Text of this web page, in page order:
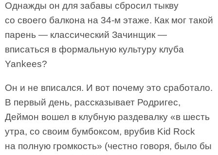
Однажды он для забавы сбросил тыкву
со своего балкона на 34-м этаже. Как мог такой
парень — классический Зачинщик —
вписаться в формальную культуру клуба
Yankees?
Он и не вписался. И вот почему это сработало.
В первый день, рассказывает Родригес,
Деймон вошел в клубную раздевалку «в шесть
утра, со своим бумбоксом, врубив Kid Rock
на полную громкость» (честно говоря, было бы